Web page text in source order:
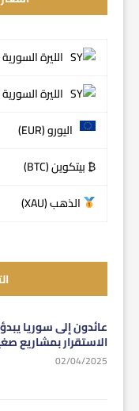
الليرة
الليرة
اليورو (EUR)
₿ بيتكوين (BTC)
الذهب (XAU)
عائدون إلى سوريا
الاستقرار بمشاريع
02/04/2025